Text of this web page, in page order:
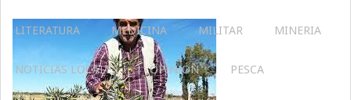
LITERATURA MEDICINA MILITAR MINERIA
NOTICIAS LOCALES OPINIÓN PESCA